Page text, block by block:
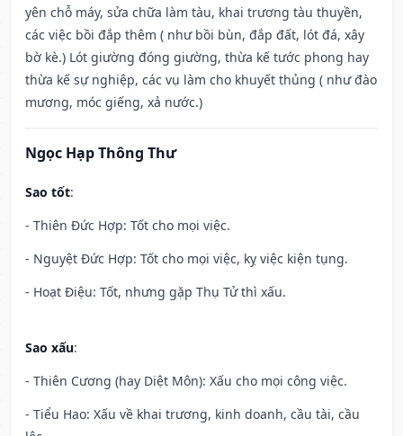
yên chỗ máy, sửa chữa làm tàu, khai trương tàu thuyền,
các việc bồi đắp thêm ( như bồi bùn, đắp đất, lót đá, xây
bờ kè.) Lót giường đóng giường, thừa kế tước phong hay
thừa kế sự nghiệp, các vụ làm cho khuyết thủng ( như đào
mương, móc giếng, xả nước.)
Ngọc Hạp Thông Thư
Sao tốt:
- Thiên Đức Hợp: Tốt cho mọi việc.
- Nguyệt Đức Hợp: Tốt cho mọi việc, kỵ việc kiện tụng.
- Hoạt Điệu: Tốt, nhưng gặp Thụ Tử thì xấu.
Sao xấu:
- Thiên Cương (hay Diệt Môn): Xấu cho mọi công việc.
- Tiểu Hao: Xấu về khai trương, kinh doanh, cầu tài, cầu